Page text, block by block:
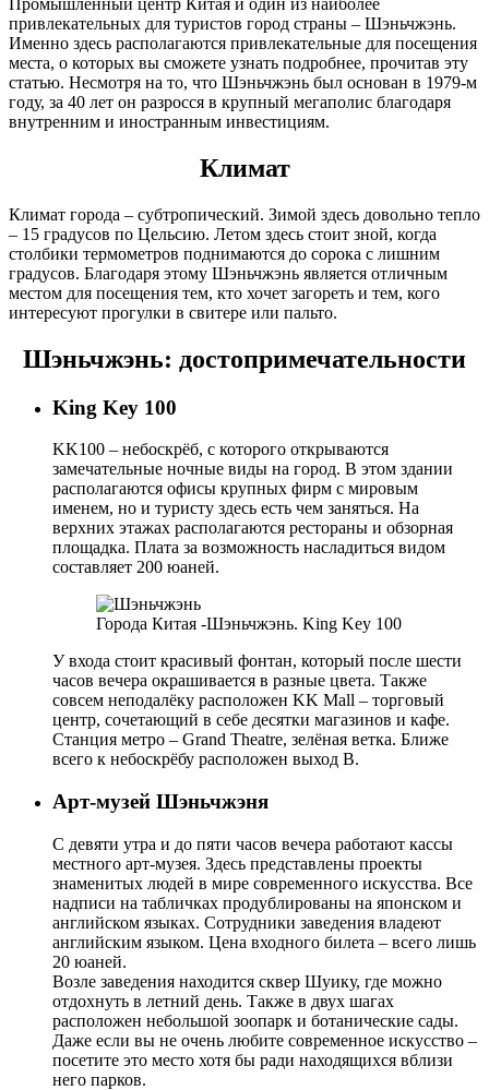
привлекательных для туристов город страны – Шэньчжэнь.
Именно здесь располагаются привлекательные для посещения
места, о которых вы сможете узнать подробнее, прочитав эту
статью. Несмотря на то, что Шэньчжэнь был основан в 1979-м
году, за 40 лет он разросся в крупный мегаполис благодаря
внутренним и иностранным инвестициям.
Климат
Климат города – субтропический. Зимой здесь довольно тепло
– 15 градусов по Цельсию. Летом здесь стоит зной, когда
столбики термометров поднимаются до сорока с лишним
градусов. Благодаря этому Шэньчжэнь является отличным
местом для посещения тем, кто хочет загореть и тем, кого
интересуют прогулки в свитере или пальто.
Шэньчжэнь: достопримечательности
King Key 100
KK100 – небоскрёб, с которого открываются
замечательные ночные виды на город. В этом здании
располагаются офисы крупных фирм с мировым
именем, но и туристу здесь есть чем заняться. На
верхних этажах располагаются рестораны и обзорная
площадка. Плата за возможность насладиться видом
составляет 200 юаней.
Города Китая -Шэньчжэнь. King Key 100
У входа стоит красивый фонтан, который после шести
часов вечера окрашивается в разные цвета. Также
совсем неподалёку расположен KK Mall – торговый
центр, сочетающий в себе десятки магазинов и кафе.
Станция метро – Grand Theatre, зелёная ветка. Ближе
всего к небоскрёбу расположен выход B.
Арт-музей Шэньчжэня
С девяти утра и до пяти часов вечера работают кассы
местного арт-музея. Здесь представлены проекты
знаменитых людей в мире современного искусства. Все
надписи на табличках продублированы на японском и
английском языках. Сотрудники заведения владеют
английским языком. Цена входного билета – всего лишь
20 юаней.
Возле заведения находится сквер Шуику, где можно
отдохнуть в летний день. Также в двух шагах
расположен небольшой зоопарк и ботанические сады.
Даже если вы не очень любите современное искусство –
посетите это место хотя бы ради находящихся вблизи
него парков.